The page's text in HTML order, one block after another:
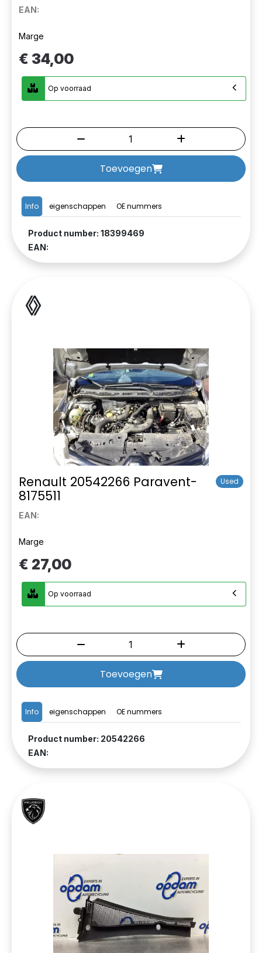
EAN:
Info eigenschappen OE nummers
Product number: 18399469
EAN:
Marge
€ 34,00
Op voorraad
Toevoegen
Renault 20542266 Paravent-
8175511
Used
EAN:
Info eigenschappen OE nummers
Product number: 20542266
EAN:
Marge
€ 27,00
Op voorraad
Toevoegen